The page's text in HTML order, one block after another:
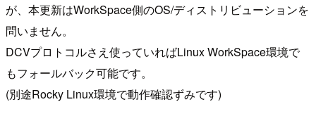
が、本更新はWorkSpace側のOS/ディストリビューションを
問いません。
DCVプロトコルさえ使っていればLinux WorkSpace環境で
もフォールバック可能です。
(別途Rocky Linux環境で動作確認ずみです)